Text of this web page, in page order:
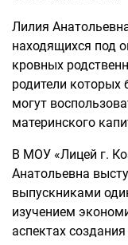
Лилия
находящихся под
кровных
родители которых
могут
материнского
В МОУ «Лицей г.
Анатольевна
выпускниками
изучением
аспектах